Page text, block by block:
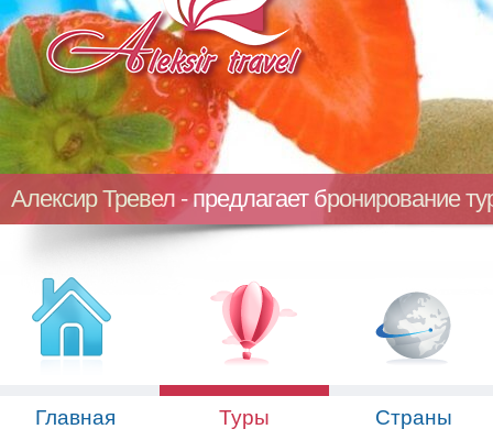
Алексир Тревел - предлагает бронирование
Главная Туры Страны